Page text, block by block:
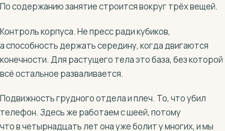
По содержанию занятие строится вокруг трёх вещей.
Контроль корпуса. Не пресс ради кубиков,
а способность держать середину, когда двигаются
конечности. Для растущего тела это база, без которой
всё остальное разваливается.
Подвижность грудного отдела и плеч. То, что убил
телефон. Здесь же работаем с шеей, потому
что в четырнадцать лет она уже болит у многих, и мы